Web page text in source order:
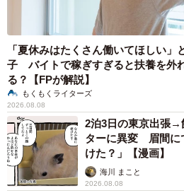
クロちゃんは、おっとりした甘
めらかな毛並みをもつ美猫で、そ
姿には、見ているだけで心が癒や
「この子たちを迎える前は、動物
感覚だったように思います。でも
その認識は大きく変わりました。
家族の一員として接するように。
すし、この子たちも自分を人間だ
「夏休みはたくさん働いてほしい」
子 バイトで稼ぎすぎると扶養を外
る？【FPが解説】
もくもくライターズ
2026.08.08
2泊3日の東京出張→
ターに異変 眉間に
けた？」【漫画】
海川 まこと
2026.08.08